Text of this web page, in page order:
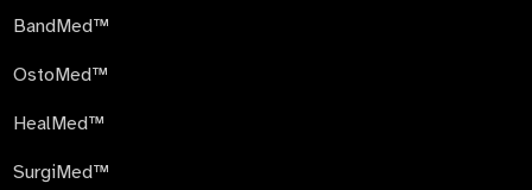
BandMed™
OstoMed™
HealMed™
SurgiMed™